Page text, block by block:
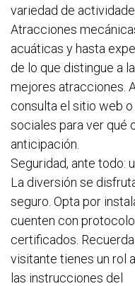
variedad de
Atracciones
acuáticas y hasta
de lo que distingue a
mejores atracciones.
consulta el sitio web
sociales para ver qué
anticipación.
Seguridad, ante todo:
La diversión se
seguro. Opta por
cuenten con
certificados.
visitante tienes un rol
las instrucciones del